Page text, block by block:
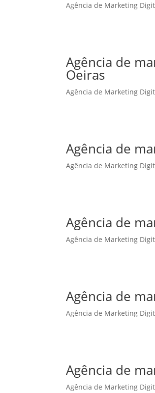
Agência de Marketing
Agência de
Oeiras
Agência de Marketing
Agência de
Agência de Marketing
Agência de
Agência de Marketing
Agência de
Agência de Marketing
Agência de
Agência de Marketing